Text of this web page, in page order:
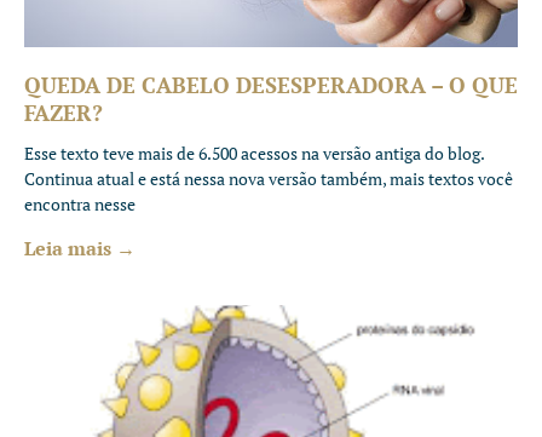
QUEDA DE CABELO DESESPERADORA – O QUE
FAZER?
Esse texto teve mais de 6.500 acessos na versão antiga do blog.
Continua atual e está nessa nova versão também, mais textos você
encontra nesse
Leia mais →